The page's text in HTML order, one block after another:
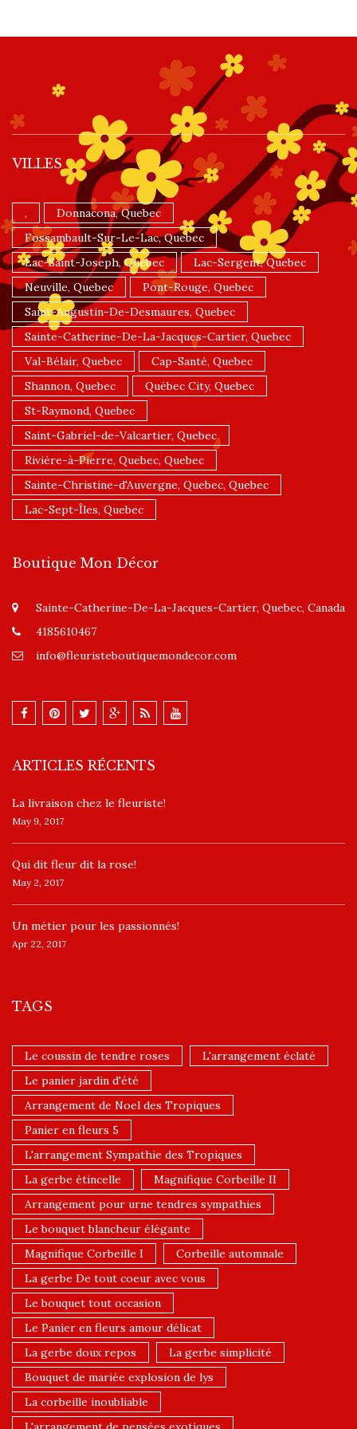
VILLES
,
Donnacona, Quebec
Fossambault-Sur-Le-Lac, Quebec
Lac-Saint-Joseph, Quebec
Lac-Sergent, Quebec
Neuville, Quebec
Pont-Rouge, Quebec
Saint-Augustin-De-Desmaures, Quebec
Sainte-Catherine-De-La-Jacques-Cartier, Quebec
Val-Bélair, Quebec
Cap-Santé, Quebec
Shannon, Quebec
Québec City, Quebec
St-Raymond, Quebec
Saint-Gabriel-de-Valcartier, Quebec
Rivière-à-Pierre, Quebec, Quebec
Sainte-Christine-d'Auvergne, Quebec, Quebec
Lac-Sept-Îles, Quebec
Boutique Mon Décor
Sainte-Catherine-De-La-Jacques-Cartier, Quebec, Canada
4185610467
info@fleuristeboutiquemondecor.com
ARTICLES RÉCENTS
La livraison chez le fleuriste!
May 9, 2017
​Qui dit fleur dit la rose!
May 2, 2017
Un ​métier pour les passionnés​!
Apr 22, 2017
TAGS
Le coussin de tendre roses
L'arrangement éclaté
Le panier jardin d'été
Arrangement de Noel des Tropiques
Panier en fleurs 5
L'arrangement Sympathie des Tropiques
La gerbe étincelle
Magnifique Corbeille II
Arrangement pour urne tendres sympathies
Le bouquet blancheur élégante
Magnifique Corbeille I
Corbeille automnale
La gerbe De tout coeur avec vous
Le bouquet tout occasion
Le Panier en fleurs amour délicat
La gerbe doux repos
La gerbe simplicité
Bouquet de mariée explosion de lys
La corbeille inoubliable